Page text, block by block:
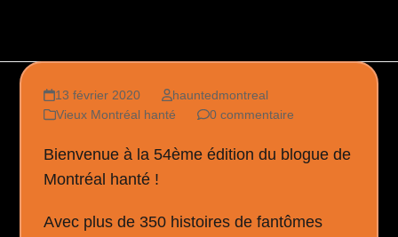
13 février 2020
hauntedmontreal
Vieux Montréal hanté
0 commentaire
Bienvenue à la 54ème édition du blogue de
Montréal hanté !
Avec plus de 350 histoires de fantômes